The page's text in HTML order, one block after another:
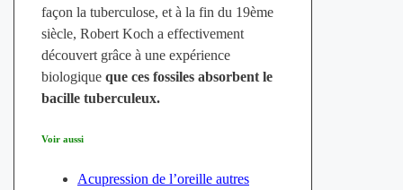
façon la tuberculose, et à la fin du 19ème
siècle, Robert Koch a effectivement
découvert grâce à une expérience
biologique que ces fossiles absorbent le
bacille tuberculeux.
Voir aussi
Acupression de l’oreille autres